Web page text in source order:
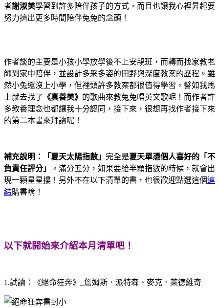
者謝淑美學習到許多陪伴孩子的方式，而且也讓我心裡昇起要
努力擠出更多時間陪伴兔兔的念頭！
作者談的主要是小孩小學放學後不上安親班，而轉而找家教老
師到家中陪伴，並設計多采多姿的田野與深度教案的歷程。雖
然小兔還沒上小學，但裡頭許多教案都很值得學習，譬如我馬
上就去找了 《真善美》 的歌曲來教兔兔唱英文歌呢！而作者許
多教養理念也都讓我十分認同，接下來，很想再找作者接下來
的第二本書來拜讀呢！
補充說明：「夏天太陽指數」 完全是夏天單憑個人喜好的「不
負責任評分」
。滿分五分，如果要給半顆指數的時候，就會出
現一顆星星摟！另外不在以下清單的書，也很歡迎點選這個連
結購書唷！
以下就開始來介紹本月清單吧！
1.試讀：《絕命狂奔》_詹姆斯．派特森、麥克．萊德維奇